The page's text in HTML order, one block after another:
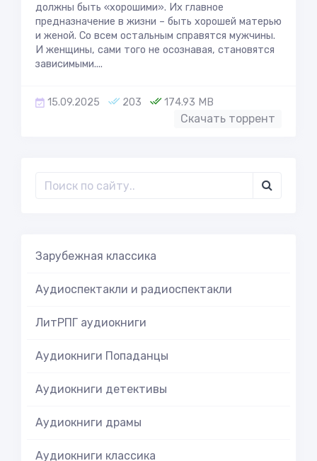
должны быть «хорошими». Их главное
предназначение в жизни – быть хорошей матерью
и женой. Со всем остальным справятся мужчины.
И женщины, сами того не осознавая, становятся
зависимыми....
15.09.2025 203 174.93 MB
Скачать торрент
Зарубежная классика
Аудиоспектакли и радиоспектакли
ЛитРПГ аудиокниги
Аудиокниги Попаданцы
Аудиокниги детективы
Аудиокниги драмы
Аудиокниги классика